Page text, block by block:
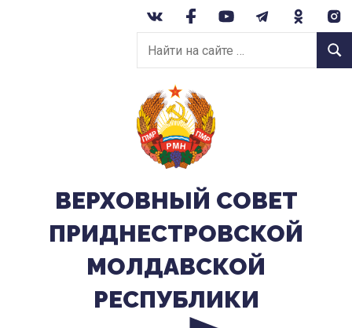
Найти
на
сайте:
ВЕРХОВНЫЙ CОВЕТ
ПРИДНЕСТРОВСКОЙ
МОЛДАВСКОЙ
РЕСПУБЛИКИ